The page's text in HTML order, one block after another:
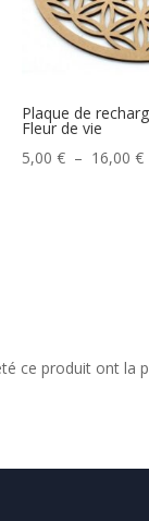
Plaque de
Fleur de vie
5,00 € – 16,00 €
ce produit ont la